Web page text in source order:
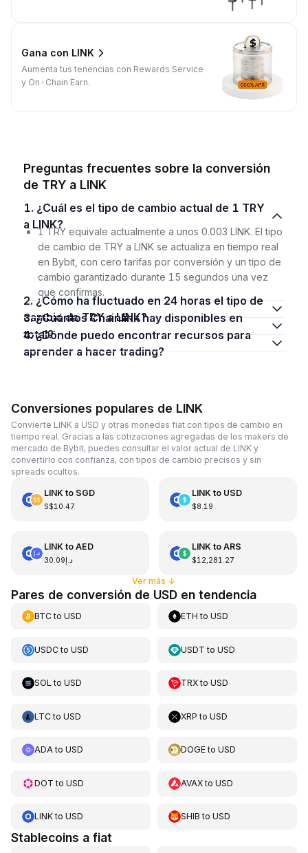
Gana con LINK
Aumenta tus tenencias con Rewards Service
y On-Chain Earn.
Preguntas frecuentes sobre la conversión
de TRY a LINK
1. ¿Cuál es el tipo de cambio actual de 1 TRY
a LINK?
1 TRY equivale actualmente a unos 0.003 LINK. El tipo
de cambio de TRY a LINK se actualiza en tiempo real
en Bybit, con cero tarifas por conversión y un tipo de
cambio garantizado durante 15 segundos una vez
que confirmas.
2. ¿Cómo ha fluctuado en 24 horas el tipo de
cambio de TRY a LINK?
3. ¿Cuántos Chainlink hay disponibles en
total?
4. ¿Dónde puedo encontrar recursos para
aprender a hacer trading?
Conversiones populares de LINK
Convierte LINK a USD y otras monedas fiat con tipos de cambio en
tiempo real. Gracias a las cotizaciones agregadas de los makers de
mercado de Bybit, puedes consultar el valor actual de LINK y
convertirlo con confianza, con tipos de cambio precisos y sin
spreads ocultos.
LINKto SGD
S$10.47
LINKto USD
$8.19
LINKto AED
د.إ30.09
LINKto ARS
$12,281.27
Ver más ↓
Pares de conversión de USD en tendencia
BTCto USD ETH toUSD
USDCto USD USDT toUSD
SOL to USD TRXtoUSD
LTCto USD XRP toUSD
ADAto USD DOGEtoUSD
DOT to USD AVAXtoUSD
LINKto USD SHIB toUSD
Stablecoins a fiat